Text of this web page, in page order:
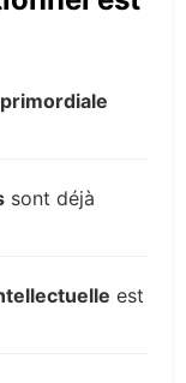
sont déjà
est